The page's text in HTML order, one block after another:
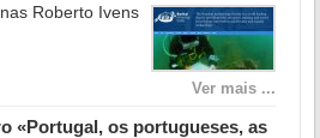
Roberto Ivens
Ver mais ...
«Portugal, os portugueses, as